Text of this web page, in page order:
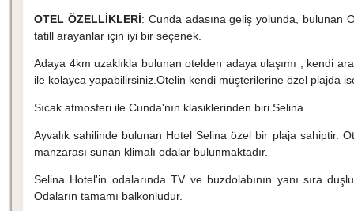
OTEL ÖZELLİKLERİ: Cunda adasına geliş yolunda, bulunan
tatill arayanlar için iyi bir seçenek.
Adaya 4km uzaklıkla bulunan otelden adaya ulaşımı , kendi
ile kolayca yapabilirsiniz.Otelin kendi müşterilerine özel plajda
Sıcak atmosferi ile Cunda'nın klasiklerinden biri Selina...
Ayvalık sahilinde bulunan Hotel Selina özel bir plaja sahiptir.
manzarası sunan klimalı odalar bulunmaktadır.
Selina Hotel'in odalarında TV ve buzdolabının yanı sıra
Odaların tamamı balkonludur.